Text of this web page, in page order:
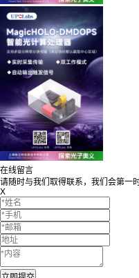
在线留言
请随时与我们取得联系，我们会第一
X